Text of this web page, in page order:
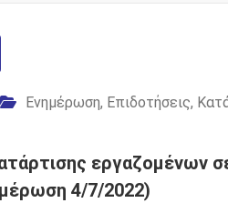
Ενημέρωση, Επιδοτήσεις,
εργαζομένων
4/7/2022)